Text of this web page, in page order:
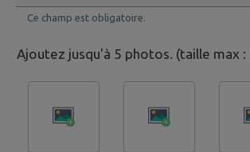
Ce champ est obligatoire.
Ajoutez jusqu'à 5 photos. (taille max :